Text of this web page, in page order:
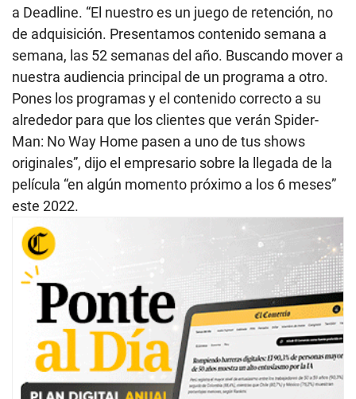
a Deadline. “El nuestro es un juego de retención, no
de adquisición. Presentamos contenido semana a
semana, las 52 semanas del año. Buscando mover a
nuestra audiencia principal de un programa a otro.
Pones los programas y el contenido correcto a su
alrededor para que los clientes que verán Spider-
Man: No Way Home pasen a uno de tus shows
originales”, dijo el empresario sobre la llegada de la
película “en algún momento próximo a los 6 meses”
este 2022.